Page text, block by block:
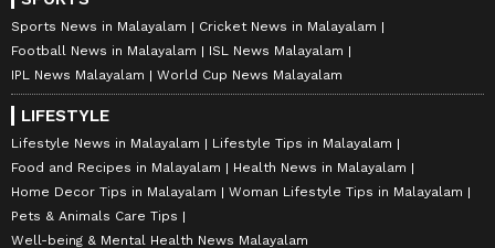
Sports News in Malayalam
Cricket News in Malayalam
Football News in Malayalam
ISL News Malayalam
IPL News Malayalam
World Cup News Malayalam
LIFESTYLE
Lifestyle News in Malayalam
Lifestyle Tips in Malayalam
Food and Recipes in Malayalam
Health News in Malayalam
Home Decor Tips in Malayalam
Woman Lifestyle Tips in Malayalam
Pets & Animals Care Tips
Well-being & Mental Health News Malayalam